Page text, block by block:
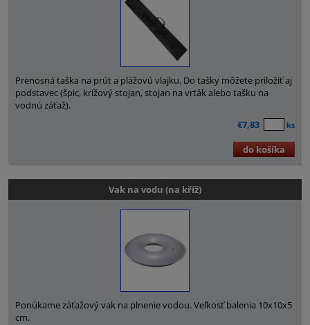
Prenosná taška na prút a plážovú vlajku. Do tašky môžete priložiť aj
podstavec (špic, krížový stojan, stojan na vrták alebo tašku na
vodnú záťaž).
€7,83
ks
do košíka
Vak na vodu (na kříž)
Ponúkame záťažový vak na plnenie vodou. Veľkosť balenia 10x10x5
cm.